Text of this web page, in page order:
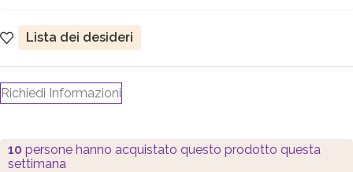
Lista dei desideri
Richiedi Informazioni
10 persone hanno acquistato questo prodotto questa
settimana